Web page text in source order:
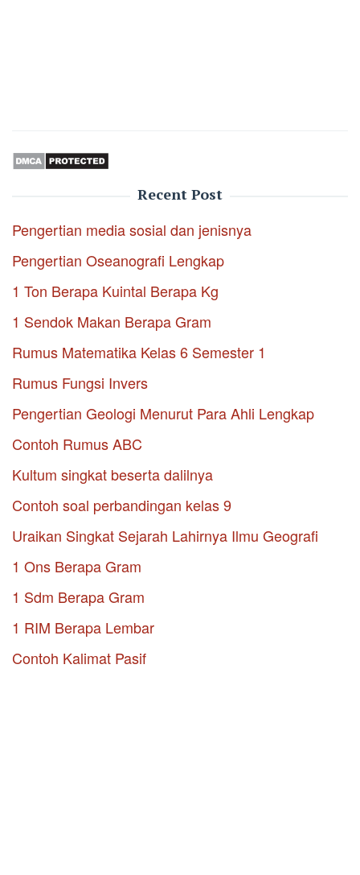
Recent Post
Pengertian media sosial dan jenisnya
Pengertian Oseanografi Lengkap
1 Ton Berapa Kuintal Berapa Kg
1 Sendok Makan Berapa Gram
Rumus Matematika Kelas 6 Semester 1
Rumus Fungsi Invers
Pengertian Geologi Menurut Para Ahli Lengkap
Contoh Rumus ABC
Kultum singkat beserta dalilnya
Contoh soal perbandingan kelas 9
Uraikan Singkat Sejarah Lahirnya Ilmu Geografi
1 Ons Berapa Gram
1 Sdm Berapa Gram
1 RIM Berapa Lembar
Contoh Kalimat Pasif